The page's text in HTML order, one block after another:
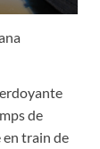
de
train de